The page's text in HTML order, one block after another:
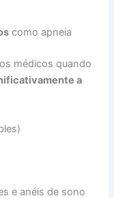
como apneia
médicos quando
a
e anéis de sono